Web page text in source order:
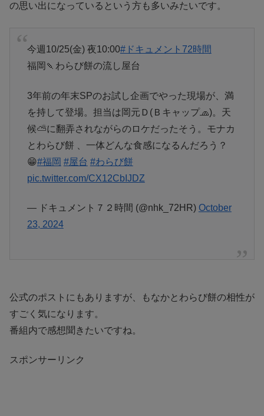
の思い出になっているという方も多いみたいです。
今週10/25(金) 夜10:00#ドキュメント72時間
福岡🍡わらび餅の流し屋台
3年前の年末SPのお試し企画でやった現場が、満
を持して登場。担当は岡元Ｄ(Ｂキャップ🧢)。天
候⛅に翻弄されながらのロケだったそう。モナカ
とわらび餅 、一体どんな食感になるんだろう？
😁#福岡 #屋台 #わらび餅
pic.twitter.com/CX12CbIJDZ
— ドキュメント７２時間 (@nhk_72HR) October
23, 2024
公式のポストにもありますが、もなかとわらび餅の相性が
すごく気になります。
番組内で感想聞きたいですね。
スポンサーリンク